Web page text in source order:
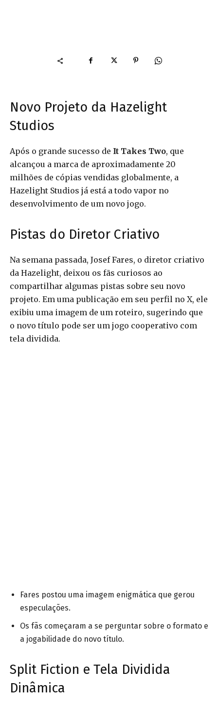
Novo Projeto da Hazelight
Studios
Após o grande sucesso de It Takes Two, que
alcançou a marca de aproximadamente 20
milhões de cópias vendidas globalmente, a
Hazelight Studios já está a todo vapor no
desenvolvimento de um novo jogo.
Pistas do Diretor Criativo
Na semana passada, Josef Fares, o diretor criativo
da Hazelight, deixou os fãs curiosos ao
compartilhar algumas pistas sobre seu novo
projeto. Em uma publicação em seu perfil no X, ele
exibiu uma imagem de um roteiro, sugerindo que
o novo título pode ser um jogo cooperativo com
tela dividida.
Fares postou uma imagem enigmática que gerou
especulações.
Os fãs começaram a se perguntar sobre o formato e
a jogabilidade do novo título.
Split Fiction e Tela Dividida
Dinâmica